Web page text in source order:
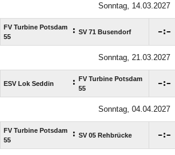
Sonntag, 14.03.2027
FV Turbine Potsdam
55
: SV 71 Busendorf :
Sonntag, 21.03.2027
ESV Lok Seddin : FV Turbine Potsdam
55
:
Sonntag, 04.04.2027
FV Turbine Potsdam
55
: SV 05 Rehbrücke :